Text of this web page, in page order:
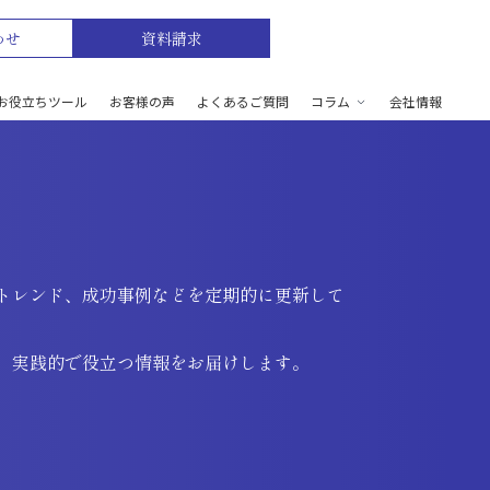
せ 資料請求
役立ちツール お客様の声 よくあるご質問 コラム 会社情報
レンド、成功事例などを定期的に更新して
践的で役立つ情報をお届けします。